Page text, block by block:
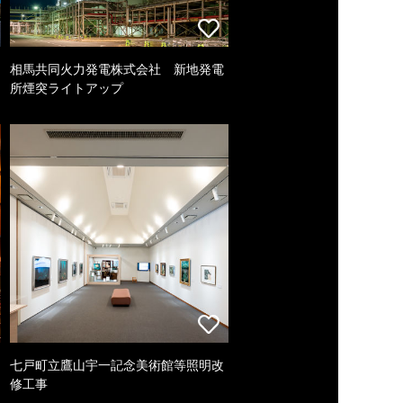
相馬共同火力発電株式会社 新地発電
所煙突ライトアップ
七戸町立鷹山宇一記念美術館等照明改
修工事